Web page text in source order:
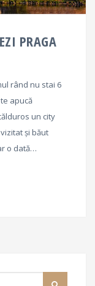
PRAGA
rând nu stai 6
apucă
un city
și băut
o dată…